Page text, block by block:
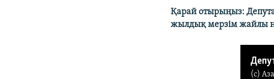
Қарай отырыңыз:
жылдық мерзім жайлы
(c)